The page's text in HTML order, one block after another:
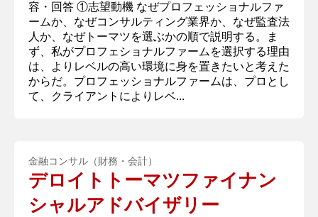
容・回答 ①志望動機 なぜプロフェッショナルファ
ームか、なぜコンサルティング業界か、なぜ監査法
人か、なぜトーマツを選ぶかの順で説明する。ま
ず、私がプロフェショナルファームを選択する理由
は、よりレベルの高い環境に身を置きたいと考えた
からだ。プロフェッショナルファームは、プロとし
て、クライアントによりレベ...
金融コンサル（財務・会計）
デロイトトーマツファイナン
シャルアドバイザリー